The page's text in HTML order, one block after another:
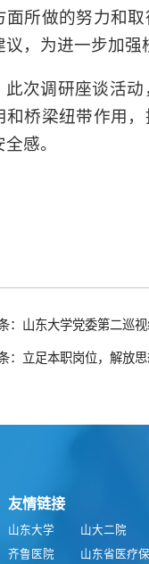
面所做的努力和
议，为进一步加
此次调研座谈活
和桥梁纽带作用
感。
条：山东大学党委第二巡
条：立足本职岗位，解放
友情链接
山东大学
山大二院
齐鲁医院
山东省医疗